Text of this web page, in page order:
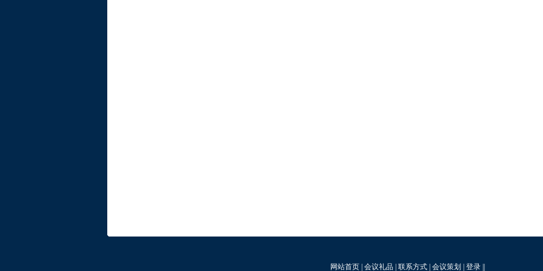
网站首页| 会议礼品| 联系方式| 会议策划 登录||